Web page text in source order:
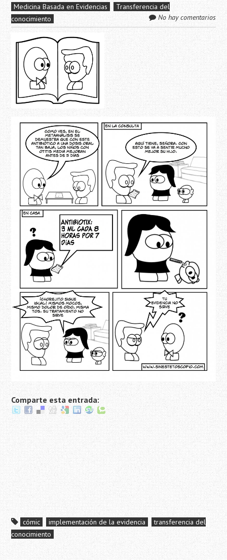
Medicina Basada en Evidencias
Transferencia del
conocimiento
No hay comentarios
Comparte esta entrada:
cómic implementación de la evidencia
transferencia del
conocimiento